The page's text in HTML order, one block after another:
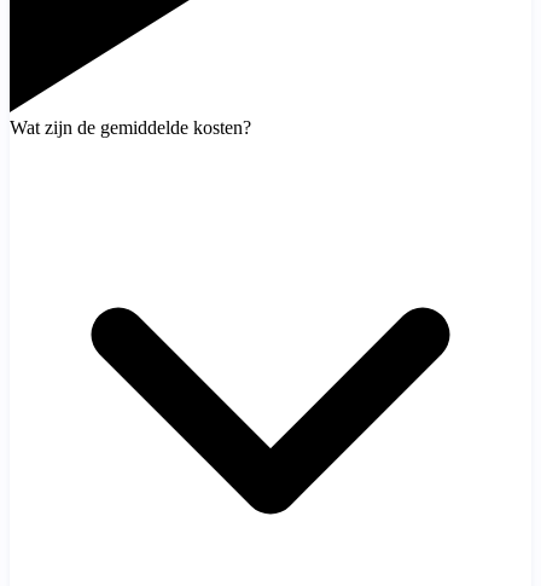
Wat zijn de gemiddelde kosten?